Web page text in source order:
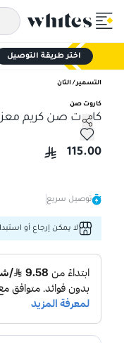
اختر طريقة التوصيل
التسمير / التان
كاروت صن
كاروت صن كريم معزز
كاروت صن كريم معزز
115.00
توصيل سريع
لا يمكن إرجاع أو